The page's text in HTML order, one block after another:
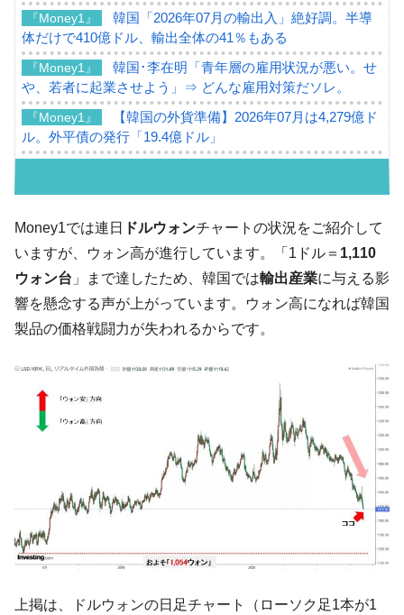
『Money1』
韓国「2026年07月の輸出入」絶好調。半導
体だけで410億ドル、輸出全体の41％もある
『Money1』
韓国･李在明「青年層の雇用状況が悪い。せ
や、若者に起業させよう」⇒ どんな雇用対策だソレ。
『Money1』
【韓国の外貨準備】2026年07月は4,279億ド
ル。外平債の発行「19.4億ドル」
言。
韓国は「中国と同じく」投資に不適格な国
だ。
『韓国銀行』が「金の保有量を増やしま
す」⇒「金を経由するドル入手」手段ではないのか？
『Money1』
韓国･外為取引量「1日当たり1,214.4億ド
ル」まで拡大 ⇒ 海外資金の動きに強く左右される状態
『Money1』
韓国･帰ってきた李在明。李在明を支持しな
い「50.5％」に上昇
韓国大統領府ボンクラ政策室長が告発され
た ⇒ 国家が行った恐るべき株価操作であり、空前の国政壟
断
『Money1』
動」
国の過剰生産が世界を蝕む。
Money1では連日 ドルウォンチャートの状況をご紹介して
いますが、ウォン高が進行しています。「1ドル＝ 1,110
ウォン台 」まで達したため、韓国では輸出産業に与える影
響を懸念する声が上がっています。ウォン高になれば韓国
製品の価格戦闘力が失われるからです。
上掲は、ドルウォンの日足チャート（ローソク足1本が1